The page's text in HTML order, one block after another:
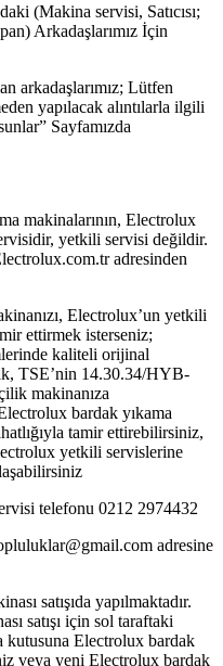
(Makina servisi, Satıcısı;
Arkadaşlarımız İçin
arkadaşlarımız; Lütfen
yapılacak alıntılarla ilgili
Sayfamızda
makinalarının, Electrolux
yetkili servisi değildir.
adresinden
Electrolux’un yetkili
ettirmek isterseniz;
kaliteli orijinal
TSE’nin 14.30.34/HYB-
makinanıza
bardak yıkama
tamir ettirebilirsiniz,
yetkili servislerine
telefonu 0212 2974432
adresine
satışıda yapılmaktadır.
satışı için sol taraftaki
kutusuna Electrolux bardak
veya yeni Electrolux bardak